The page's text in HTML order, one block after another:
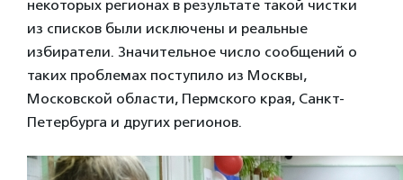
некоторых регионах в результате такой чистки
из списков были исключены и реальные
избиратели. Значительное число сообщений о
таких проблемах поступило из Москвы,
Московской области, Пермского края, Санкт-
Петербурга и других регионов.